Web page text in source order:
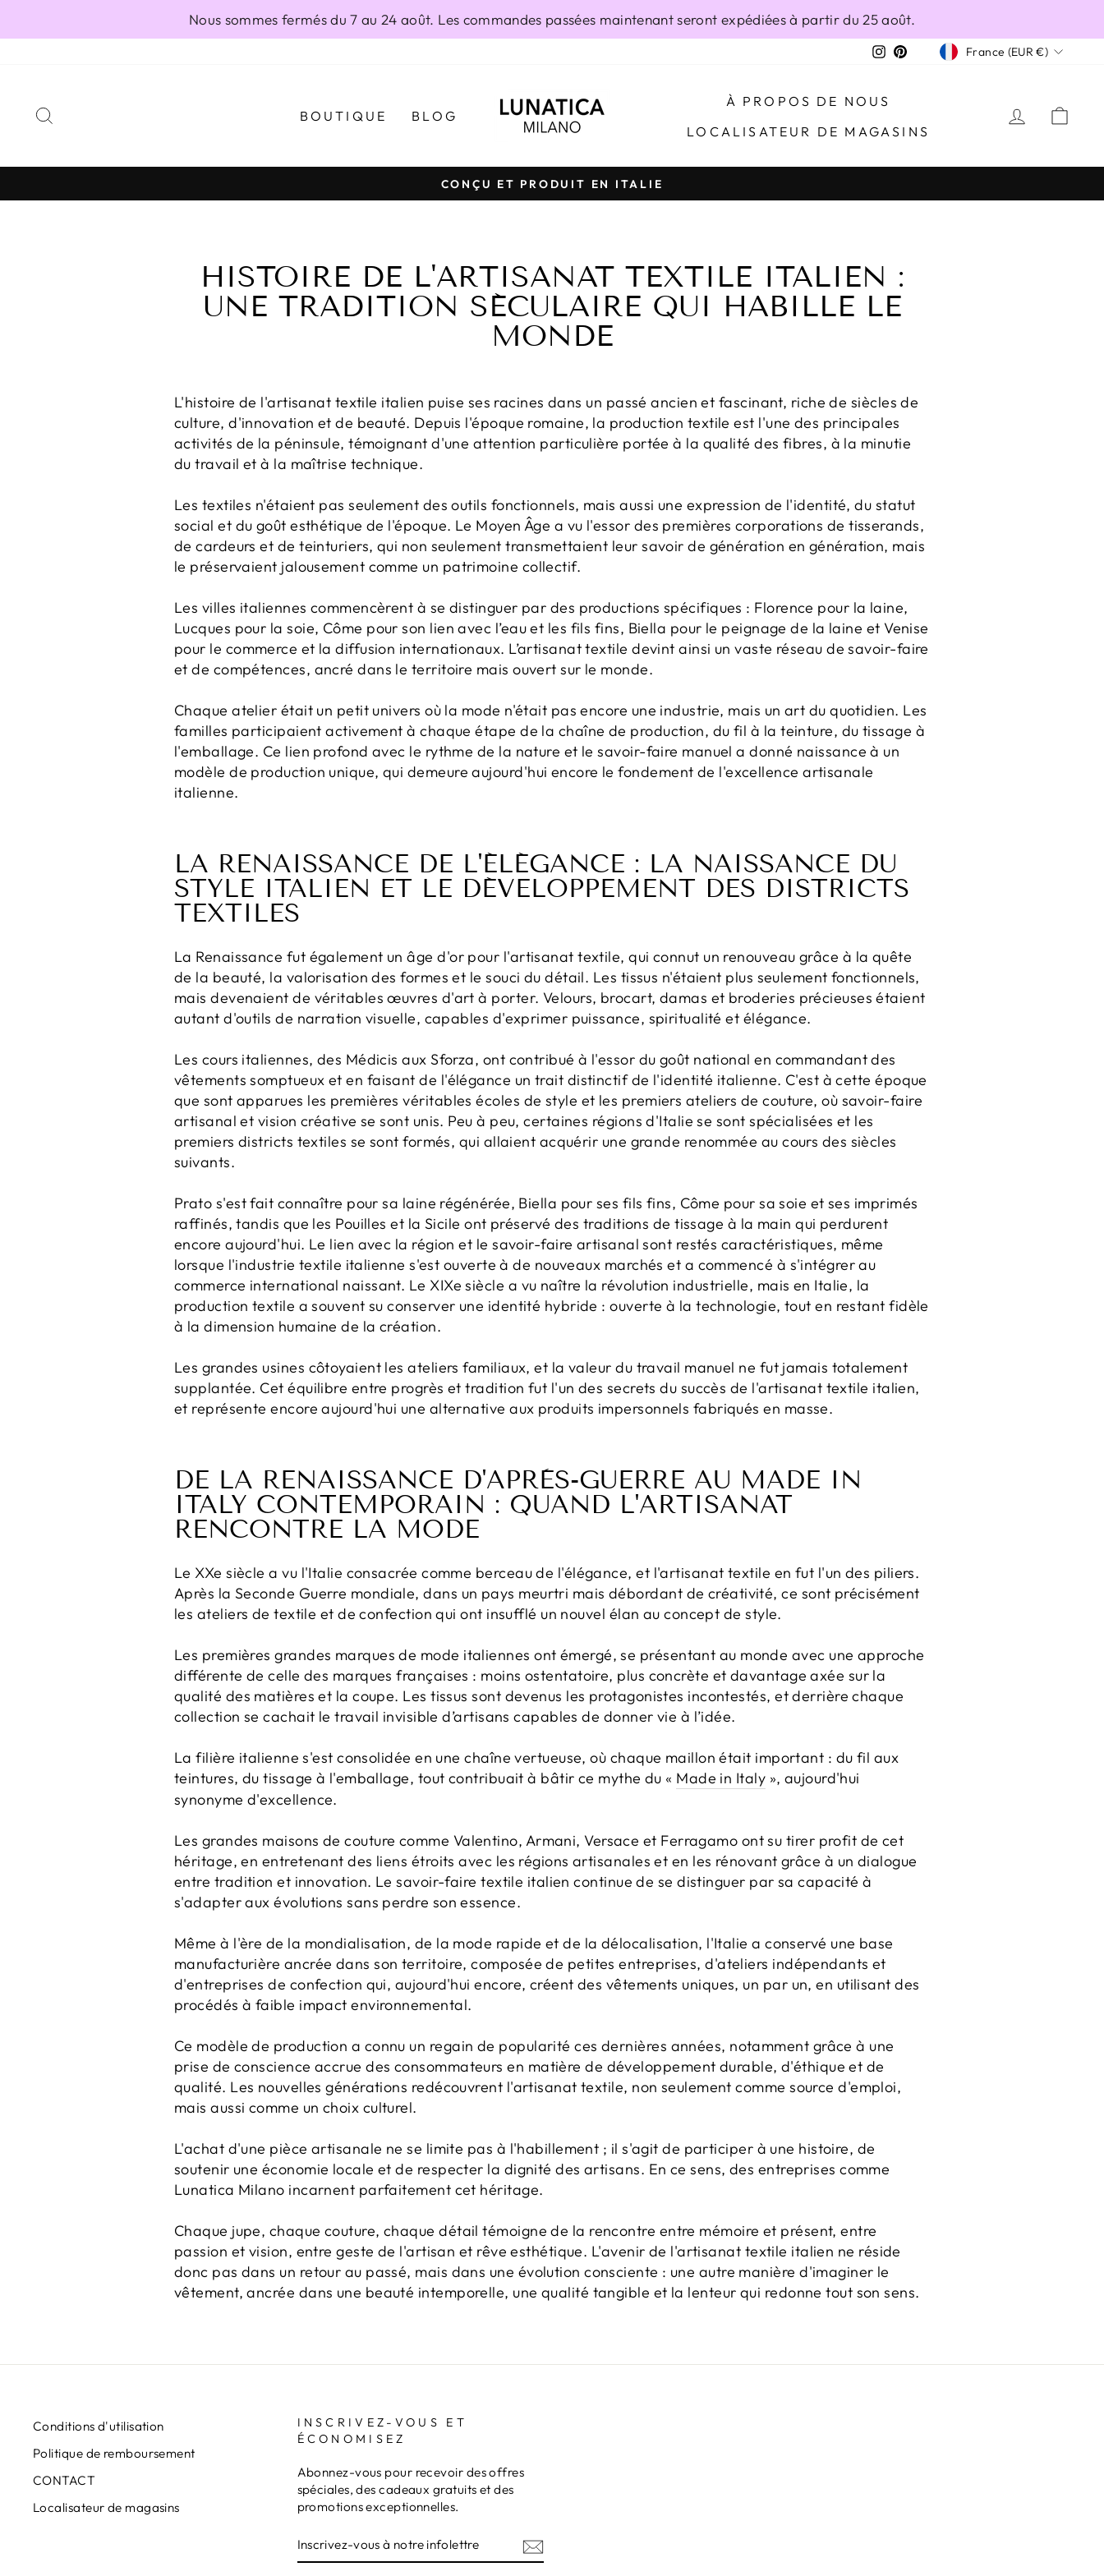
Nous sommes fermés du 7 au 24 août. Les commandes passées maintenant seront expédiées à partir du 25 août.
Instagram
PinterestDEVISE
France (EUR €)
BOUTIQUE BLOG
À PROPOS DE NOUS
LOCALISATEUR DE MAGASINS
SE
Diaporama
CONÇU ET PRODUIT EN ITALIE
HISTOIRE DE L'ARTISANAT TEXTILE ITALIEN :
UNE TRADITION SÉCULAIRE QUI HABILLE LE
MONDE
L'histoire de l'artisanat textile italien puise ses racines dans un passé ancien et fascinant, riche de siècles de
culture, d'innovation et de beauté. Depuis l'époque romaine, la production textile est l'une des principales
activités de la péninsule, témoignant d'une attention particulière portée à la qualité des fibres, à la minutie
du travail et à la maîtrise technique.
Les textiles n'étaient pas seulement des outils fonctionnels, mais aussi une expression de l'identité, du statut
social et du goût esthétique de l'époque. Le Moyen Âge a vu l'essor des premières corporations de tisserands,
de cardeurs et de teinturiers, qui non seulement transmettaient leur savoir de génération en génération, mais
le préservaient jalousement comme un patrimoine collectif.
Les villes italiennes commencèrent à se distinguer par des productions spécifiques : Florence pour la laine,
Lucques pour la soie, Côme pour son lien avec l’eau et les fils fins, Biella pour le peignage de la laine et Venise
pour le commerce et la diffusion internationaux. L’artisanat textile devint ainsi un vaste réseau de savoir-faire
et de compétences, ancré dans le territoire mais ouvert sur le monde.
Chaque atelier était un petit univers où la mode n'était pas encore une industrie, mais un art du quotidien. Les
familles participaient activement à chaque étape de la chaîne de production, du fil à la teinture, du tissage à
l'emballage. Ce lien profond avec le rythme de la nature et le savoir-faire manuel a donné naissance à un
modèle de production unique, qui demeure aujourd'hui encore le fondement de l'excellence artisanale
italienne.
LA RENAISSANCE DE L'ÉLÉGANCE : LA NAISSANCE DU
STYLE ITALIEN ET LE DÉVELOPPEMENT DES DISTRICTS
TEXTILES
La Renaissance fut également un âge d'or pour l'artisanat textile, qui connut un renouveau grâce à la quête
de la beauté, la valorisation des formes et le souci du détail. Les tissus n'étaient plus seulement fonctionnels,
mais devenaient de véritables œuvres d'art à porter. Velours, brocart, damas et broderies précieuses étaient
autant d'outils de narration visuelle, capables d'exprimer puissance, spiritualité et élégance.
Les cours italiennes, des Médicis aux Sforza, ont contribué à l'essor du goût national en commandant des
vêtements somptueux et en faisant de l'élégance un trait distinctif de l'identité italienne. C'est à cette époque
que sont apparues les premières véritables écoles de style et les premiers ateliers de couture, où savoir-faire
artisanal et vision créative se sont unis. Peu à peu, certaines régions d'Italie se sont spécialisées et les
premiers districts textiles se sont formés, qui allaient acquérir une grande renommée au cours des siècles
suivants.
Prato s'est fait connaître pour sa laine régénérée, Biella pour ses fils fins, Côme pour sa soie et ses imprimés
raffinés, tandis que les Pouilles et la Sicile ont préservé des traditions de tissage à la main qui perdurent
encore aujourd'hui. Le lien avec la région et le savoir-faire artisanal sont restés caractéristiques, même
lorsque l'industrie textile italienne s'est ouverte à de nouveaux marchés et a commencé à s'intégrer au
commerce international naissant. Le XIXe siècle a vu naître la révolution industrielle, mais en Italie, la
production textile a souvent su conserver une identité hybride : ouverte à la technologie, tout en restant fidèle
à la dimension humaine de la création.
Les grandes usines côtoyaient les ateliers familiaux, et la valeur du travail manuel ne fut jamais totalement
supplantée. Cet équilibre entre progrès et tradition fut l'un des secrets du succès de l'artisanat textile italien,
et représente encore aujourd'hui une alternative aux produits impersonnels fabriqués en masse.
DE LA RENAISSANCE D'APRÈS-GUERRE AU MADE IN
ITALY CONTEMPORAIN : QUAND L'ARTISANAT
RENCONTRE LA MODE
Le XXe siècle a vu l'Italie consacrée comme berceau de l'élégance, et l'artisanat textile en fut l'un des piliers.
Après la Seconde Guerre mondiale, dans un pays meurtri mais débordant de créativité, ce sont précisément
les ateliers de textile et de confection qui ont insufflé un nouvel élan au concept de style.
Les premières grandes marques de mode italiennes ont émergé, se présentant au monde avec une approche
différente de celle des marques françaises : moins ostentatoire, plus concrète et davantage axée sur la
qualité des matières et la coupe. Les tissus sont devenus les protagonistes incontestés, et derrière chaque
collection se cachait le travail invisible d’artisans capables de donner vie à l’idée.
La filière italienne s'est consolidée en une chaîne vertueuse, où chaque maillon était important : du fil aux
teintures, du tissage à l'emballage, tout contribuait à bâtir ce mythe du « Made in Italy », aujourd'hui
synonyme d'excellence.
Les grandes maisons de couture comme Valentino, Armani, Versace et Ferragamo ont su tirer profit de cet
héritage, en entretenant des liens étroits avec les régions artisanales et en les rénovant grâce à un dialogue
entre tradition et innovation. Le savoir-faire textile italien continue de se distinguer par sa capacité à
s'adapter aux évolutions sans perdre son essence.
Même à l'ère de la mondialisation, de la mode rapide et de la délocalisation, l'Italie a conservé une base
manufacturière ancrée dans son territoire, composée de petites entreprises, d'ateliers indépendants et
d'entreprises de confection qui, aujourd'hui encore, créent des vêtements uniques, un par un, en utilisant des
procédés à faible impact environnemental.
Ce modèle de production a connu un regain de popularité ces dernières années, notamment grâce à une
prise de conscience accrue des consommateurs en matière de développement durable, d'éthique et de
qualité. Les nouvelles générations redécouvrent l'artisanat textile, non seulement comme source d'emploi,
mais aussi comme un choix culturel.
L'achat d'une pièce artisanale ne se limite pas à l'habillement ; il s'agit de participer à une histoire, de
soutenir une économie locale et de respecter la dignité des artisans. En ce sens, des entreprises comme
Lunatica Milano incarnent parfaitement cet héritage.
Chaque jupe, chaque couture, chaque détail témoigne de la rencontre entre mémoire et présent, entre
passion et vision, entre geste de l'artisan et rêve esthétique. L'avenir de l'artisanat textile italien ne réside
donc pas dans un retour au passé, mais dans une évolution consciente : une autre manière d'imaginer le
vêtement, ancrée dans une beauté intemporelle, une qualité tangible et la lenteur qui redonne tout son sens.
Conditions d'utilisation
Politique de remboursement
CONTACT
Localisateur de magasins
INSCRIVEZ-VOUS ET
ÉCONOMISEZ
Abonnez-vous pour recevoir des offres
spéciales, des cadeaux gratuits et des
promotions exceptionnelles.
VOUS
À